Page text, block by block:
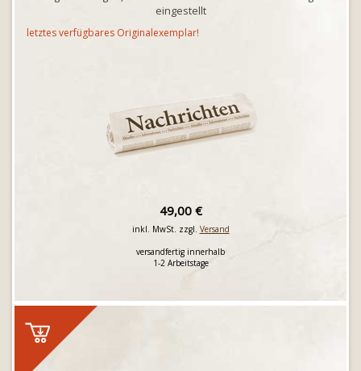
eingestellt
letztes verfügbares Originalexemplar!
49,00 €
inkl. MwSt. zzgl. Versand
versandfertig innerhalb
1-2 Arbeitstage